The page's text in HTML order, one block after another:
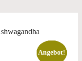
Angebot!
Angebot!
Angebot!
Angebot!